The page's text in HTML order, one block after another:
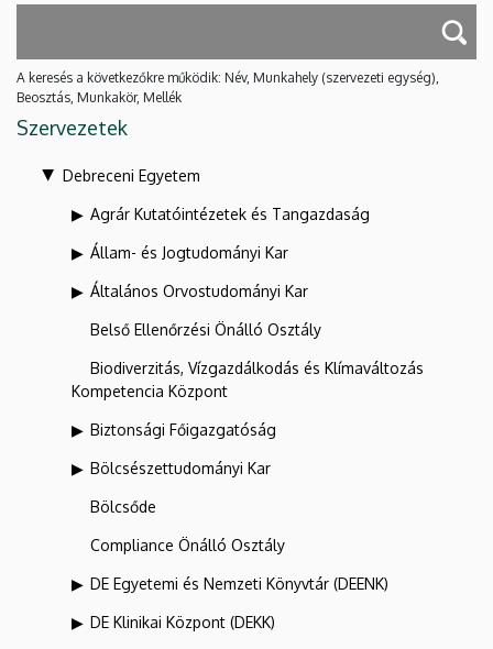
A keresés a következőkre működik: Név, Munkahely (szervezeti egység),
Beosztás, Munkakör, Mellék
Szervezetek
Debreceni Egyetem
Agrár Kutatóintézetek és Tangazdaság
Állam- és Jogtudományi Kar
Általános Orvostudományi Kar
Belső Ellenőrzési Önálló Osztály
Biodiverzitás, Vízgazdálkodás és Klímaváltozás
Kompetencia Központ
Biztonsági Főigazgatóság
Bölcsészettudományi Kar
Bölcsőde
Compliance Önálló Osztály
DE Egyetemi és Nemzeti Könyvtár (DEENK)
DE Klinikai Központ (DEKK)